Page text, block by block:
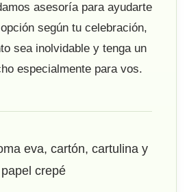
asesoría para ayudarte
según tu celebración,
sea inolvidable y tenga un
especialmente para vos.
eva, cartón, cartulina y
papel crepé